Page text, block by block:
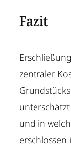
Fazit
zentraler
und in
erschlossen